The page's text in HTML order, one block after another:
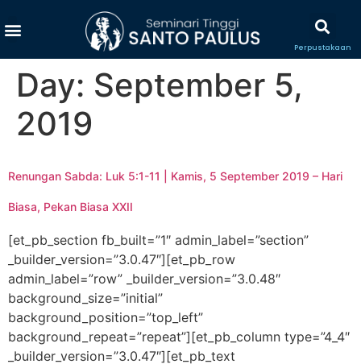
Perpustakaan
Day: September 5,
2019
Renungan Sabda: Luk 5:1-11 | Kamis, 5 September 2019 – Hari
Biasa, Pekan Biasa XXII
[et_pb_section fb_built=”1″ admin_label=”section”
_builder_version=”3.0.47″][et_pb_row
admin_label=”row” _builder_version=”3.0.48″
background_size=”initial”
background_position=”top_left”
background_repeat=”repeat”][et_pb_column type=”4_4″
_builder_version=”3.0.47″][et_pb_text